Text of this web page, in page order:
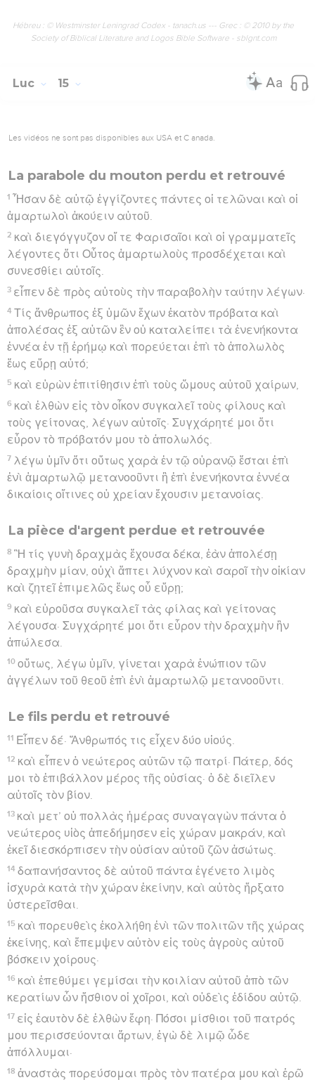
Hébreu : © Westminster Leningrad Codex - tanach.us --- Grec : © 2010 by the
Society of Biblical Literature and Logos Bible Software - sblgnt.com
Luc 15
Les vidéos ne sont pas disponibles aux USA et C anada.
La parabole du mouton perdu et retrouvé
1 Ἦσαν δὲ αὐτῷ ἐγγίζοντες πάντες οἱ τελῶναι καὶ οἱ
ἁμαρτωλοὶ ἀκούειν αὐτοῦ.
2 καὶ διεγόγγυζον οἵ τε Φαρισαῖοι καὶ οἱ γραμματεῖς
λέγοντες ὅτι Οὗτος ἁμαρτωλοὺς προσδέχεται καὶ
συνεσθίει αὐτοῖς.
3 εἶπεν δὲ πρὸς αὐτοὺς τὴν παραβολὴν ταύτην λέγων·
4 Τίς ἄνθρωπος ἐξ ὑμῶν ἔχων ἑκατὸν πρόβατα καὶ
ἀπολέσας ἐξ αὐτῶν ἓν οὐ καταλείπει τὰ ἐνενήκοντα
ἐννέα ἐν τῇ ἐρήμῳ καὶ πορεύεται ἐπὶ τὸ ἀπολωλὸς
ἕως εὕρῃ αὐτό;
5 καὶ εὑρὼν ἐπιτίθησιν ἐπὶ τοὺς ὤμους αὐτοῦ χαίρων,
6 καὶ ἐλθὼν εἰς τὸν οἶκον συγκαλεῖ τοὺς φίλους καὶ
τοὺς γείτονας, λέγων αὐτοῖς· Συγχάρητέ μοι ὅτι
εὗρον τὸ πρόβατόν μου τὸ ἀπολωλός.
7 λέγω ὑμῖν ὅτι οὕτως χαρὰ ἐν τῷ οὐρανῷ ἔσται ἐπὶ
ἑνὶ ἁμαρτωλῷ μετανοοῦντι ἢ ἐπὶ ἐνενήκοντα ἐννέα
δικαίοις οἵτινες οὐ χρείαν ἔχουσιν μετανοίας.
La pièce d'argent perdue et retrouvée
8 Ἢ τίς γυνὴ δραχμὰς ἔχουσα δέκα, ἐὰν ἀπολέσῃ
δραχμὴν μίαν, οὐχὶ ἅπτει λύχνον καὶ σαροῖ τὴν οἰκίαν
καὶ ζητεῖ ἐπιμελῶς ἕως οὗ εὕρῃ;
9 καὶ εὑροῦσα συγκαλεῖ τὰς φίλας καὶ γείτονας
λέγουσα· Συγχάρητέ μοι ὅτι εὗρον τὴν δραχμὴν ἣν
ἀπώλεσα.
10 οὕτως, λέγω ὑμῖν, γίνεται χαρὰ ἐνώπιον τῶν
ἀγγέλων τοῦ θεοῦ ἐπὶ ἑνὶ ἁμαρτωλῷ μετανοοῦντι.
Le fils perdu et retrouvé
11 Εἶπεν δέ· Ἄνθρωπός τις εἶχεν δύο υἱούς.
12 καὶ εἶπεν ὁ νεώτερος αὐτῶν τῷ πατρί· Πάτερ, δός
μοι τὸ ἐπιβάλλον μέρος τῆς οὐσίας· ὁ δὲ διεῖλεν
αὐτοῖς τὸν βίον.
13 καὶ μετ’ οὐ πολλὰς ἡμέρας συναγαγὼν πάντα ὁ
νεώτερος υἱὸς ἀπεδήμησεν εἰς χώραν μακράν, καὶ
ἐκεῖ διεσκόρπισεν τὴν οὐσίαν αὐτοῦ ζῶν ἀσώτως.
14 δαπανήσαντος δὲ αὐτοῦ πάντα ἐγένετο λιμὸς
ἰσχυρὰ κατὰ τὴν χώραν ἐκείνην, καὶ αὐτὸς ἤρξατο
ὑστερεῖσθαι.
15 καὶ πορευθεὶς ἐκολλήθη ἑνὶ τῶν πολιτῶν τῆς χώρας
ἐκείνης, καὶ ἔπεμψεν αὐτὸν εἰς τοὺς ἀγροὺς αὐτοῦ
βόσκειν χοίρους·
16 καὶ ἐπεθύμει γεμίσαι τὴν κοιλίαν αὐτοῦ ἀπὸ τῶν
κερατίων ὧν ἤσθιον οἱ χοῖροι, καὶ οὐδεὶς ἐδίδου αὐτῷ.
17 εἰς ἑαυτὸν δὲ ἐλθὼν ἔφη· Πόσοι μίσθιοι τοῦ πατρός
μου περισσεύονται ἄρτων, ἐγὼ δὲ λιμῷ ὧδε
ἀπόλλυμαι·
18 ἀναστὰς πορεύσομαι πρὸς τὸν πατέρα μου καὶ ἐρῶ